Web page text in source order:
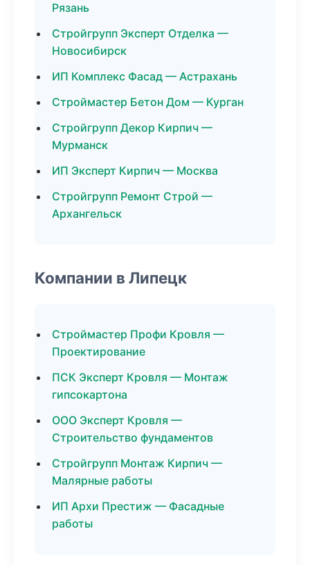
Рязань
Стройгрупп Эксперт Отделка —
Новосибирск
ИП Комплекс Фасад — Астрахань
Строймастер Бетон Дом — Курган
Стройгрупп Декор Кирпич —
Мурманск
ИП Эксперт Кирпич — Москва
Стройгрупп Ремонт Строй —
Архангельск
Компании в Липецк
Строймастер Профи Кровля —
Проектирование
ПСК Эксперт Кровля — Монтаж
гипсокартона
ООО Эксперт Кровля —
Строительство фундаментов
Стройгрупп Монтаж Кирпич —
Малярные работы
ИП Архи Престиж — Фасадные
работы